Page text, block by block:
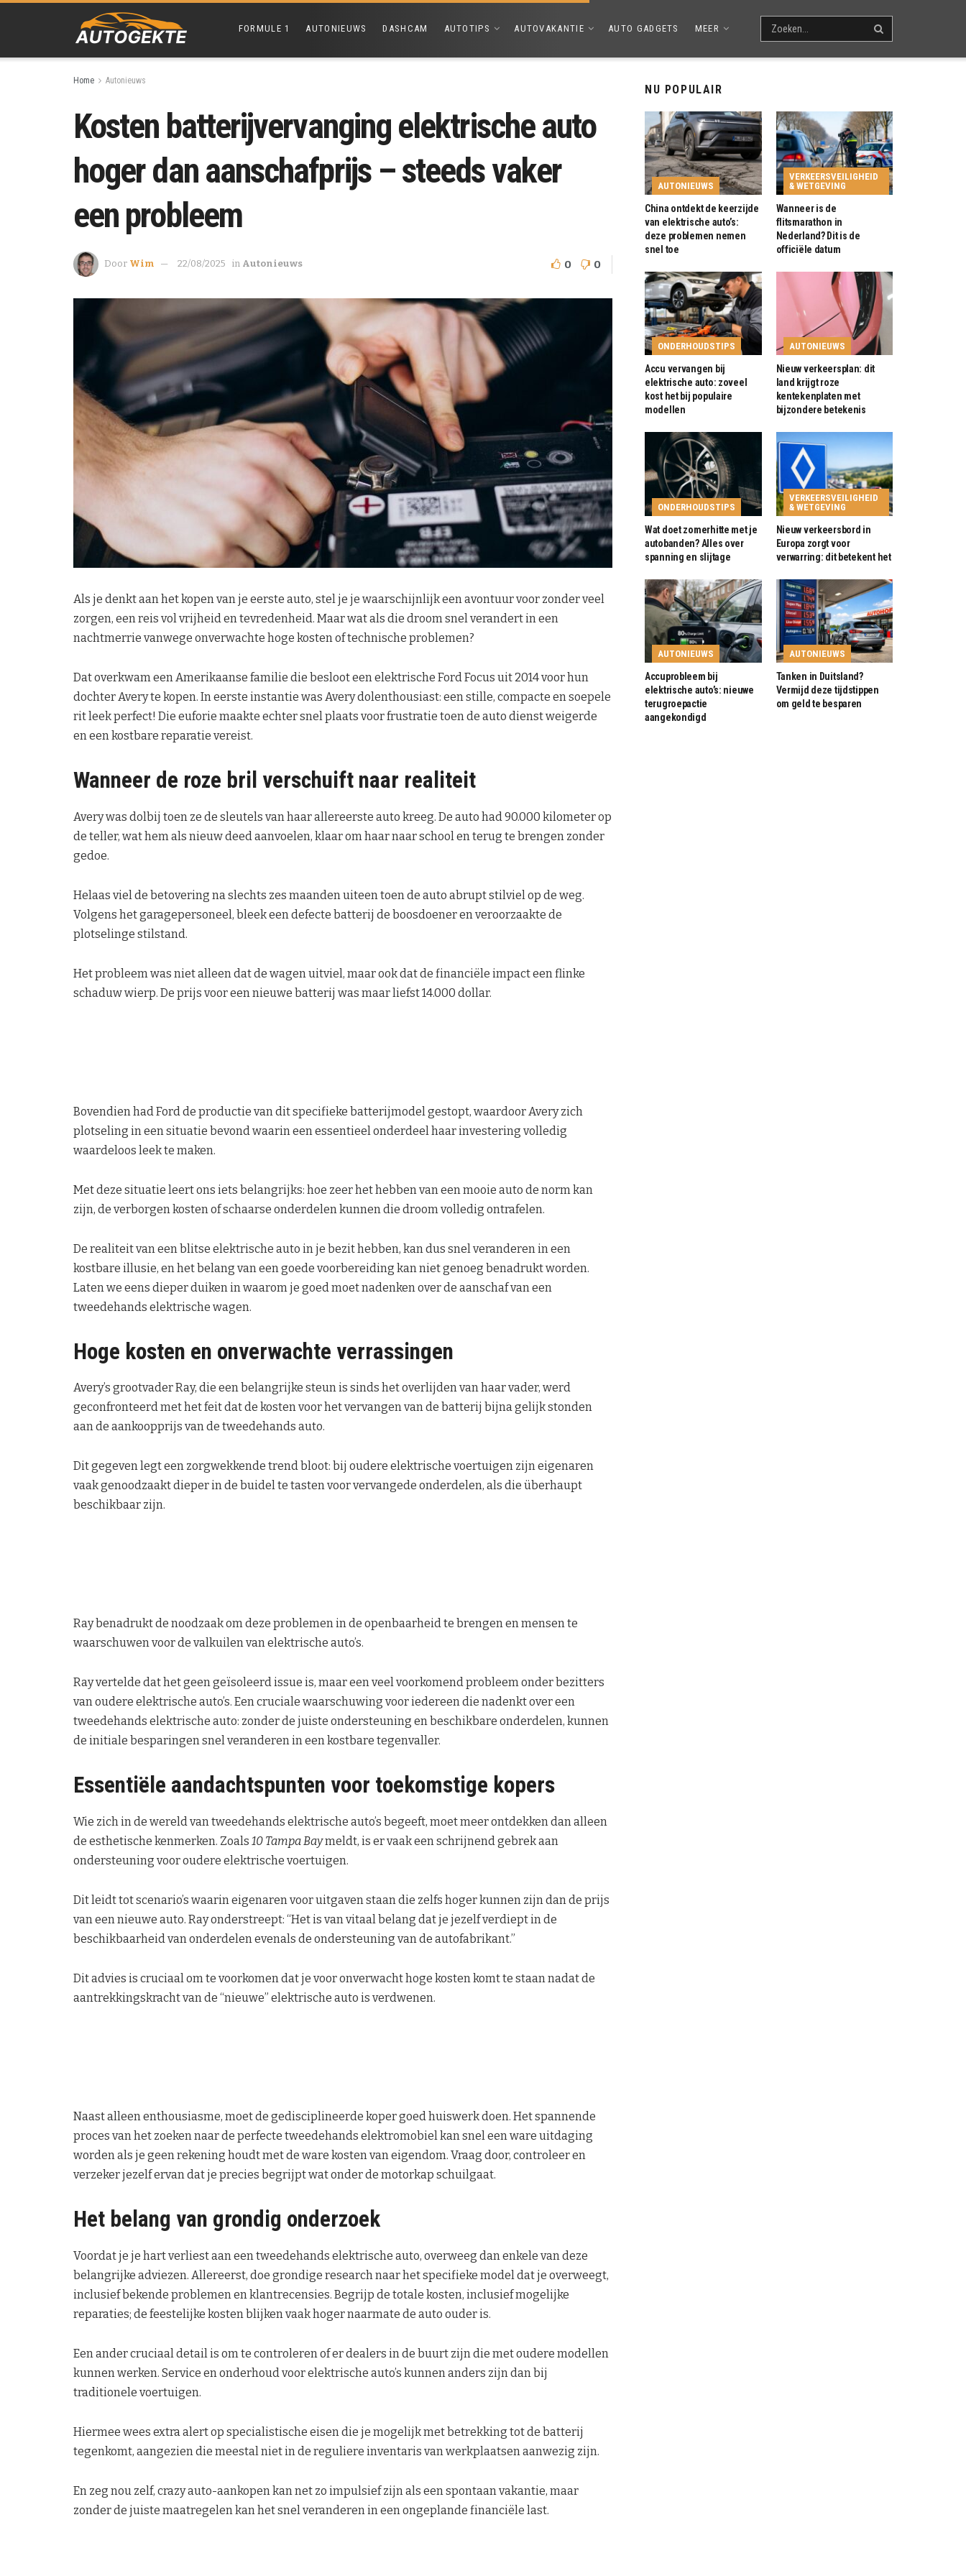
FORMULE 1 AUTONIEUWS DASHCAM AUTOTIPS AUTOVAKANTIE AUTO GADGETS MEER
Home Autonieuws
Kosten batterijvervanging elektrische auto
hoger dan aanschafprijs – steeds vaker
een probleem
Door Wim 22/08/2025 in Autonieuws 0 0
Als je denkt aan het kopen van je eerste auto, stel je je waarschijnlijk een avontuur voor zonder veel
zorgen, een reis vol vrijheid en tevredenheid. Maar wat als die droom snel verandert in een
nachtmerrie vanwege onverwachte hoge kosten of technische problemen?
Dat overkwam een Amerikaanse familie die besloot een elektrische Ford Focus uit 2014 voor hun
dochter Avery te kopen. In eerste instantie was Avery dolenthousiast: een stille, compacte en soepele
rit leek perfect! Die euforie maakte echter snel plaats voor frustratie toen de auto dienst weigerde
en een kostbare reparatie vereist.
Wanneer de roze bril verschuift naar realiteit
Avery was dolbij toen ze de sleutels van haar allereerste auto kreeg. De auto had 90.000 kilometer op
de teller, wat hem als nieuw deed aanvoelen, klaar om haar naar school en terug te brengen zonder
gedoe.
Helaas viel de betovering na slechts zes maanden uiteen toen de auto abrupt stilviel op de weg.
Volgens het garagepersoneel, bleek een defecte batterij de boosdoener en veroorzaakte de
plotselinge stilstand.
Het probleem was niet alleen dat de wagen uitviel, maar ook dat de financiële impact een flinke
schaduw wierp. De prijs voor een nieuwe batterij was maar liefst 14.000 dollar.
Bovendien had Ford de productie van dit specifieke batterijmodel gestopt, waardoor Avery zich
plotseling in een situatie bevond waarin een essentieel onderdeel haar investering volledig
waardeloos leek te maken.
Met deze situatie leert ons iets belangrijks: hoe zeer het hebben van een mooie auto de norm kan
zijn, de verborgen kosten of schaarse onderdelen kunnen die droom volledig ontrafelen.
De realiteit van een blitse elektrische auto in je bezit hebben, kan dus snel veranderen in een
kostbare illusie, en het belang van een goede voorbereiding kan niet genoeg benadrukt worden.
Laten we eens dieper duiken in waarom je goed moet nadenken over de aanschaf van een
tweedehands elektrische wagen.
Hoge kosten en onverwachte verrassingen
Avery’s grootvader Ray, die een belangrijke steun is sinds het overlijden van haar vader, werd
geconfronteerd met het feit dat de kosten voor het vervangen van de batterij bijna gelijk stonden
aan de aankoopprijs van de tweedehands auto.
Dit gegeven legt een zorgwekkende trend bloot: bij oudere elektrische voertuigen zijn eigenaren
vaak genoodzaakt dieper in de buidel te tasten voor vervangede onderdelen, als die überhaupt
beschikbaar zijn.
Ray benadrukt de noodzaak om deze problemen in de openbaarheid te brengen en mensen te
waarschuwen voor de valkuilen van elektrische auto’s.
Ray vertelde dat het geen geïsoleerd issue is, maar een veel voorkomend probleem onder bezitters
van oudere elektrische auto’s. Een cruciale waarschuwing voor iedereen die nadenkt over een
tweedehands elektrische auto: zonder de juiste ondersteuning en beschikbare onderdelen, kunnen
de initiale besparingen snel veranderen in een kostbare tegenvaller.
Essentiële aandachtspunten voor toekomstige kopers
Wie zich in de wereld van tweedehands elektrische auto’s begeeft, moet meer ontdekken dan alleen
de esthetische kenmerken. Zoals 10 Tampa Baymeldt, is er vaak een schrijnend gebrek aan
ondersteuning voor oudere elektrische voertuigen.
Dit leidt tot scenario’s waarin eigenaren voor uitgaven staan die zelfs hoger kunnen zijn dan de prijs
van een nieuwe auto. Ray onderstreept: “Het is van vitaal belang dat je jezelf verdiept in de
beschikbaarheid van onderdelen evenals de ondersteuning van de autofabrikant.”
Dit advies is cruciaal om te voorkomen dat je voor onverwacht hoge kosten komt te staan nadat de
aantrekkingskracht van de “nieuwe” elektrische auto is verdwenen.
Naast alleen enthousiasme, moet de gedisciplineerde koper goed huiswerk doen. Het spannende
proces van het zoeken naar de perfecte tweedehands elektromobiel kan snel een ware uitdaging
worden als je geen rekening houdt met de ware kosten van eigendom. Vraag door, controleer en
verzeker jezelf ervan dat je precies begrijpt wat onder de motorkap schuilgaat.
Het belang van grondig onderzoek
Voordat je je hart verliest aan een tweedehands elektrische auto, overweeg dan enkele van deze
belangrijke adviezen. Allereerst, doe grondige research naar het specifieke model dat je overweegt,
inclusief bekende problemen en klantrecensies. Begrijp de totale kosten, inclusief mogelijke
reparaties; de feestelijke kosten blijken vaak hoger naarmate de auto ouder is.
Een ander cruciaal detail is om te controleren of er dealers in de buurt zijn die met oudere modellen
kunnen werken. Service en onderhoud voor elektrische auto’s kunnen anders zijn dan bij
traditionele voertuigen.
Hiermee wees extra alert op specialistische eisen die je mogelijk met betrekking tot de batterij
tegenkomt, aangezien die meestal niet in de reguliere inventaris van werkplaatsen aanwezig zijn.
En zeg nou zelf, crazy auto-aankopen kan net zo impulsief zijn als een spontaan vakantie, maar
zonder de juiste maatregelen kan het snel veranderen in een ongeplande financiële last.
NU POPULAIR
AUTONIEUWS
China ontdekt de keerzijde
van elektrische auto’s:
deze problemen nemen
snel toe
VERKEERSVEILIGHEID
& WETGEVING
Wanneer is de
flitsmarathon in
Nederland? Dit is de
officiële datum
ONDERHOUDSTIPS
Accu vervangen bij
elektrische auto: zoveel
kost het bij populaire
modellen
AUTONIEUWS
Nieuw verkeersplan: dit
land krijgt roze
kentekenplaten met
bijzondere betekenis
ONDERHOUDSTIPS
Wat doet zomerhitte met je
autobanden? Alles over
spanning en slijtage
VERKEERSVEILIGHEID
& WETGEVING
Nieuw verkeersbord in
Europa zorgt voor
verwarring: dit betekent het
AUTONIEUWS
Accuprobleem bij
elektrische auto’s: nieuwe
terugroepactie
aangekondigd
AUTONIEUWS
Tanken in Duitsland?
Vermijd deze tijdstippen
om geld te besparen